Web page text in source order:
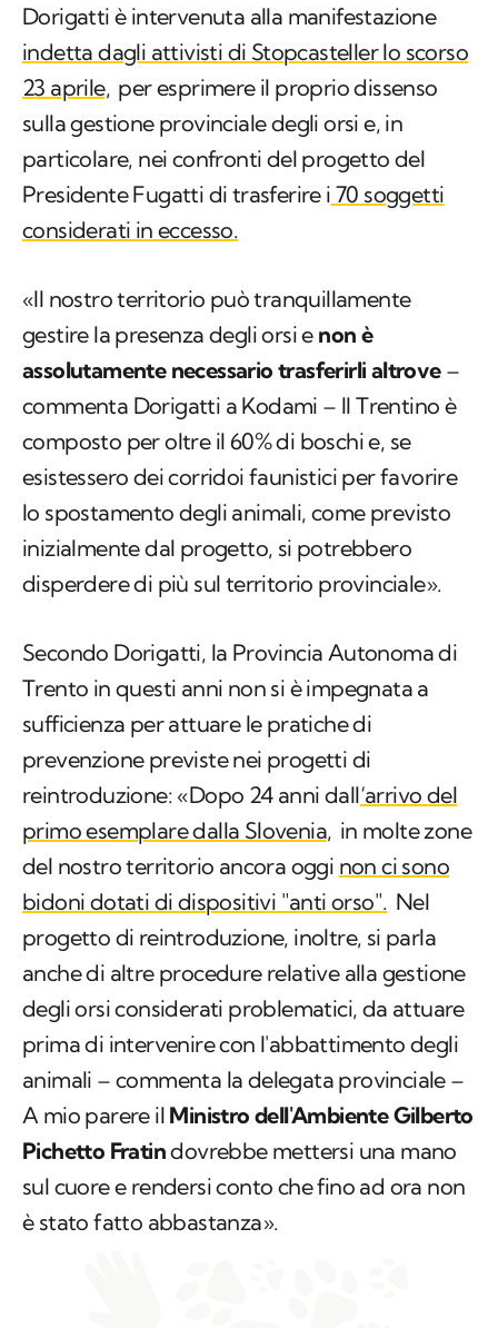
Dorigatti è intervenuta alla manifestazione
indetta dagli attivisti di Stopcasteller lo scorso
23 aprile, per esprimere il proprio dissenso
sulla gestione provinciale degli orsi e, in
particolare, nei confronti del progetto del
Presidente Fugatti di trasferire i 70 soggetti
considerati in eccesso.
«Il nostro territorio può tranquillamente
gestire la presenza degli orsi e non è
assolutamente necessario trasferirli altrove–
commenta Dorigatti a Kodami – Il Trentino è
composto per oltre il 60% di boschi e, se
esistessero dei corridoi faunistici per favorire
lo spostamento degli animali, come previsto
inizialmente dal progetto, si potrebbero
disperdere di più sul territorio provinciale».
Secondo Dorigatti, la Provincia Autonoma di
Trento in questi anni non si è impegnata a
sufficienza per attuare le pratiche di
prevenzione previste nei progetti di
reintroduzione: «Dopo 24 anni dall‘arrivo del
primo esemplare dalla Slovenia, in molte zone
del nostro territorio ancora oggi non ci sono
bidoni dotati di dispositivi "anti orso". Nel
progetto di reintroduzione, inoltre, si parla
anche di altre procedure relative alla gestione
degli orsi considerati problematici, da attuare
prima di intervenire con l'abbattimento degli
animali – commenta la delegata provinciale –
A mio parere il Ministro dell'Ambiente Gilberto
Pichetto Fratindovrebbe mettersi una mano
sul cuore e rendersi conto che fino ad ora non
è stato fatto abbastanza».